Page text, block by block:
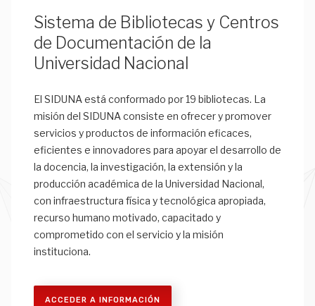
Sistema de Bibliotecas y Centros
de Documentación de la
Universidad Nacional
El SIDUNA está conformado por 19 bibliotecas. La
misión del SIDUNA consiste en ofrecer y promover
servicios y productos de información eficaces,
eficientes e innovadores para apoyar el desarrollo de
la docencia, la investigación, la extensión y la
producción académica de la Universidad Nacional,
con infraestructura física y tecnológica apropiada,
recurso humano motivado, capacitado y
comprometido con el servicio y la misión
instituciona.
ACCEDER A INFORMACIÓN